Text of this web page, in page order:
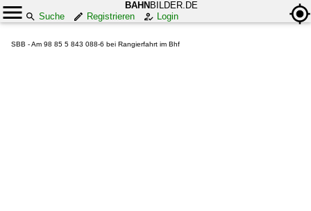
BAHN BILDER.DE
Suche
Registrieren Login
SBB - Am 98 85 5 843 088-6 bei Rangierfahrt im Bhf